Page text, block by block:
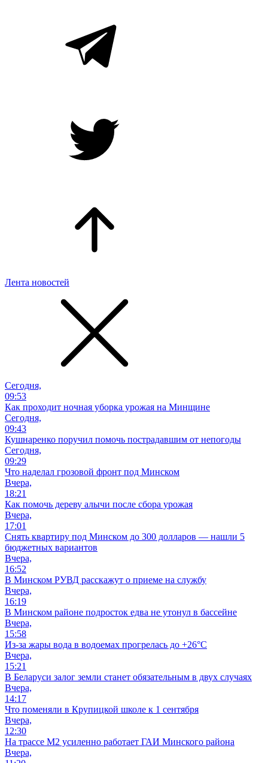
Лента новостей
Сегодня,
09:53
Как проходит ночная уборка урожая на Минщине
Сегодня,
09:43
Кушнаренко поручил помочь пострадавшим от непогоды
Сегодня,
09:29
Что наделал грозовой фронт под Минском
Вчера,
18:21
Как помочь дереву алычи после сбора урожая
Вчера,
17:01
Снять квартиру под Минском до 300 долларов — нашли 5
бюджетных вариантов
Вчера,
16:52
В Минском РУВД расскажут о приеме на службу
Вчера,
16:19
В Минском районе подросток едва не утонул в бассейне
Вчера,
15:58
Из-за жары вода в водоемах прогрелась до +26°C
Вчера,
15:21
В Беларуси залог земли станет обязательным в двух случаях
Вчера,
14:17
Что поменяли в Крупицкой школе к 1 сентября
Вчера,
12:30
На трассе М2 усиленно работает ГАИ Минского района
Вчера,